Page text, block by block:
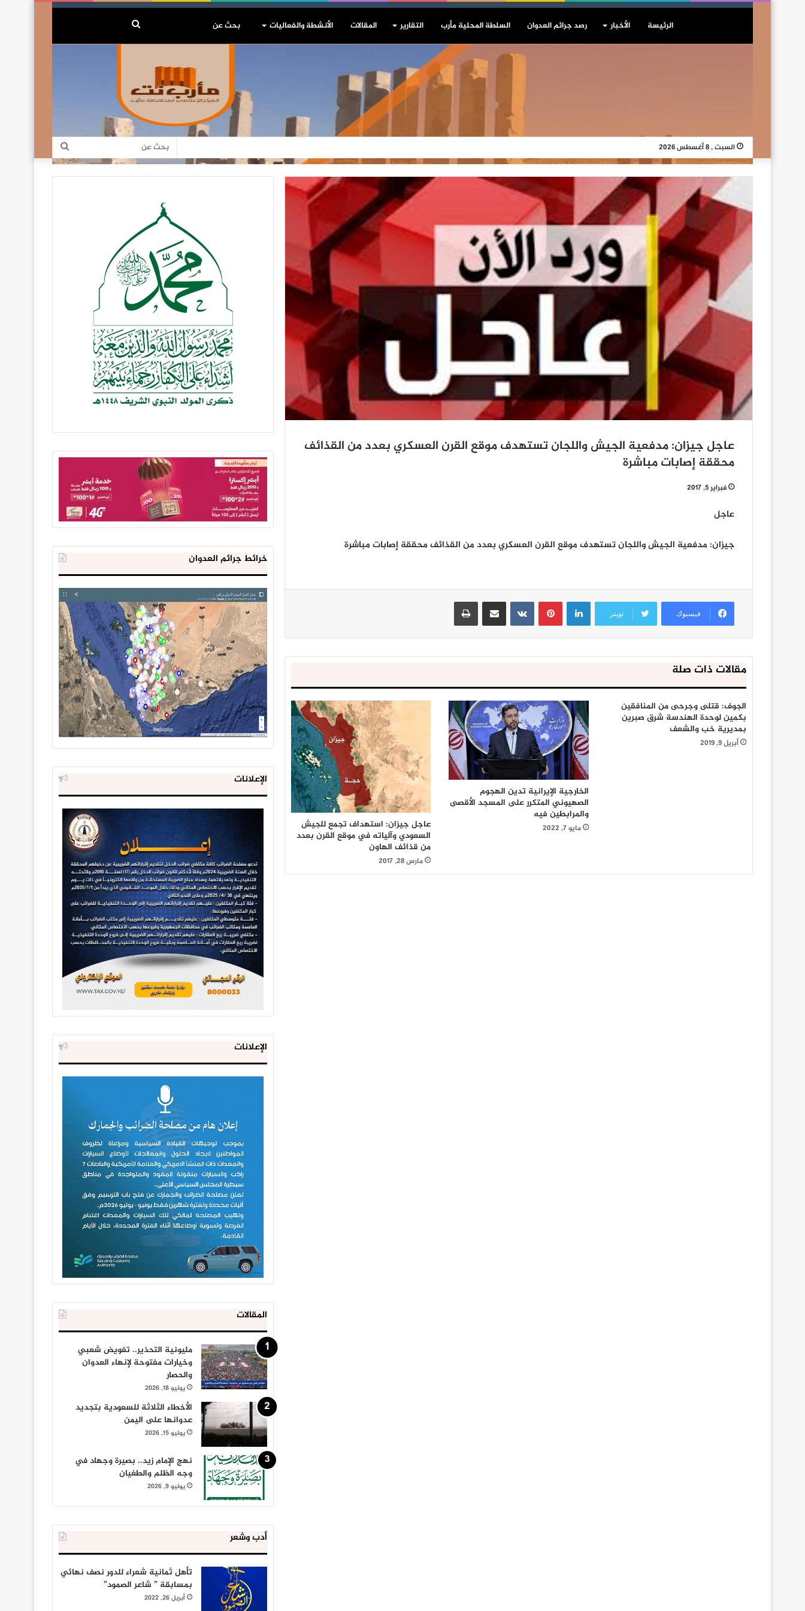
الرئيسة الأخبار رصد جرائم العدوان السلطة المحلية مأرب التقارير المقالات الأنشطة والفعاليات بحث
السبت , 8 أغسطس 2026
بحث
عن
️عاجل جيزان: مدفعية الجيش واللجان تستهدف موقع القرن العسكري بعدد من القذائف
محققة إصابات مباشرة
فبراير 5, 2017
️عاجل
جيزان: مدفعية الجيش واللجان تستهدف موقع القرن العسكري بعدد من القذائف محققة إصابات مباشرة
فيسبوك تويتر
لينكدإنبينتيريست مشاركة عبر البريد طباعة
مقالات ذات صلة
الجوف: قتلى وجرحى من المنافقين
بكمين لوحدة الهندسة شرق صبرين
بمديرية خب والشعف
أبريل 9, 2019
الخارجية الإيرانية تدين الهجوم
الصهيوني المتكرر على المسجد الأقصى
والمرابطين فيه
مايو 7, 2022
عاجل جيزان: استهداف تجمع للجيش
السعودي وآلياته في موقع القرن بعدد
من قذائف الهاون
مارس 28, 2017
خرائط جرائم العدوان
الإعلانات
الإعلانات
المقالات
مليونية التحذير.. تفويض شعبي
وخيارات مفتوحة لإنهاء العدوان
والحصار
يوليو 18, 2026
الأخطاء الثلاثة للسعودية بتجديد
عدوانها على اليمن
يوليو 15, 2026
نهج الإمام زيد.. بصيرة وجهاد في
وجه الظلم والطغيان
يوليو 9, 2026
أدب وشعر
تأهل ثمانية شعراء للدور نصف نهائي
بمسابقة ” شاعر الصمود”
أبريل 26, 2022